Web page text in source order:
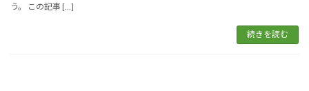
う。 この記事 […]
続きを読む